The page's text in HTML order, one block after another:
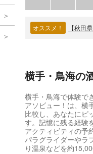
オススメ！ 【秋田
横手・鳥海の
横手・鳥海で体験で
アソビュー！は、横
比較し、あなたにピ
す。記憶に残る経験
アクティビティの予
パラグライダーやラ
り温泉などを約